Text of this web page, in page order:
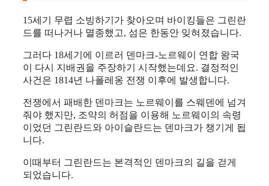
15세기 무렵 소빙하기가 찾아오며 바이킹들은 그린란
드를 떠나거나 멸종했고, 섬은 한동안 잊혀졌습니다.
그러다 18세기에 이르러 덴마크-노르웨이 연합 왕국
이 다시 지배권을 주장하기 시작했는데요. 결정적인
사건은 1814년 나폴레옹 전쟁 이후에 발생합니다.
전쟁에서 패배한 덴마크는 노르웨이를 스웨덴에 넘겨
줘야 했지만, 조약의 허점을 이용해 노르웨이의 속령
이었던 그린란드와 아이슬란드는 덴마크가 챙기게 됩
니다.
이때부터 그린란드는 본격적인 덴마크의 길을 걷게
되었습니다.